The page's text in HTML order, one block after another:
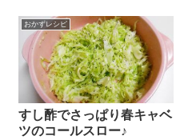
んですよ～(^-^)/ 『玄米太麺フォ
ー』 1袋を熱湯に10分ほど漬け
て戻しておきます。玉ね...
おかずレシピ
すし酢でさっぱり春キャベ
ツのコールスロー♪